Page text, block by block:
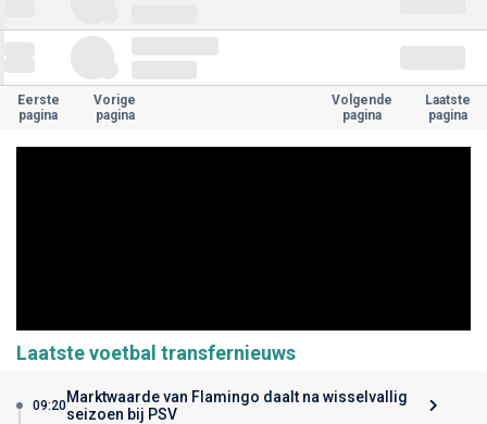
Eerste
pagina
Vorige
pagina
Volgende
pagina
Laatste
pagina
Laatste voetbal transfernieuws
09:20Marktwaarde van Flamingo daalt na wisselvallig
seizoen bij PSV